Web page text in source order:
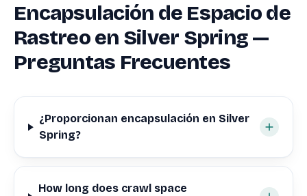
Encapsulación de Espacio de
Rastreo en Silver Spring —
Preguntas Frecuentes
¿Proporcionan encapsulación en Silver
Spring?
How long does crawl space